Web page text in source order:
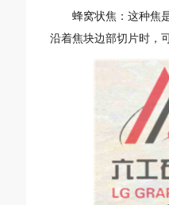
蜂窝状焦：这种焦
沿着焦块边部切片时，